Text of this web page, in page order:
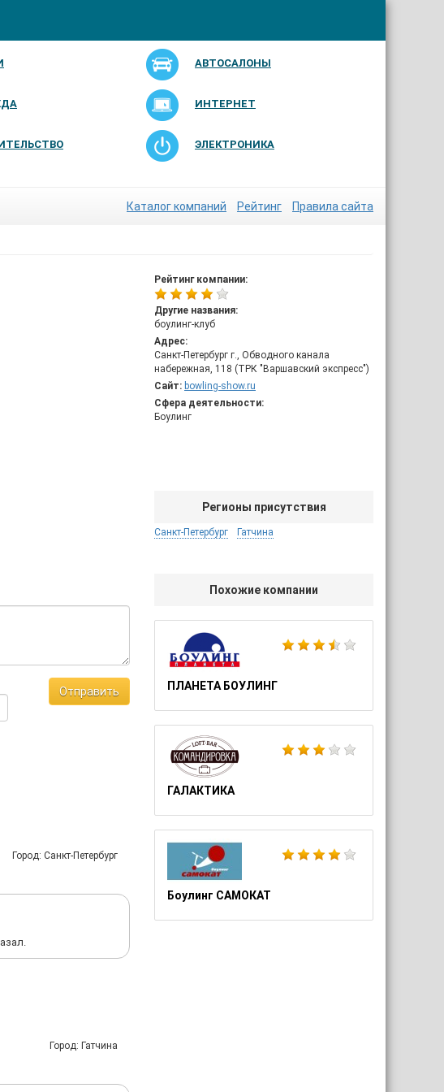
АВТОСАЛОНЫ
ИНТЕРНЕТ
ЭЛЕКТРОНИКА
Каталог компаний Рейтинг Правила сайта
Рейтинг компании:
Другие названия:
боулинг-клуб
Адрес:
Санкт-Петербург г., Обводного канала
набережная, 118 (ТРК "Варшавский экспресс")
Сайт: bowling-show.ru
Сфера деятельности:
Боулинг
Регионы присутствия
Санкт-Петербург Гатчина
Похожие компании
ПЛАНЕТА БОУЛИНГ
ГАЛАКТИКА
Боулинг САМОКАТ
Отправить
Город: Санкт-Петербург
Город: Гатчина